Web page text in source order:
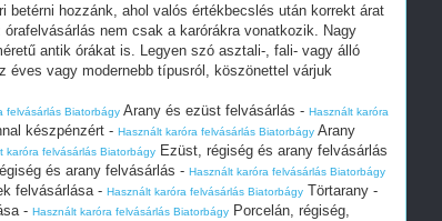
betérni hozzánk, ahol valós értékbecslés után korrekt árat
nem csak a karórákra vonatkozik. Nagy
antik órákat is. Legyen szó asztali-, fali- vagy álló
éves vagy modernebb típusról, köszönettel várjuk
felvásárlás Biatorbágy Arany és ezüst felvásárlás - Használt karóra
készpénzért - Használt karóra felvásárlás Biatorbágy Arany
karóra felvásárlás Biatorbágy Ezüst, régiség és arany felvásárlás
és arany felvásárlás - Használt karóra felvásárlás Biatorbágy
felvásárlása - Használt karóra felvásárlás Biatorbágy Törtarany -
- Használt karóra felvásárlás Biatorbágy Porcelán, régiség,